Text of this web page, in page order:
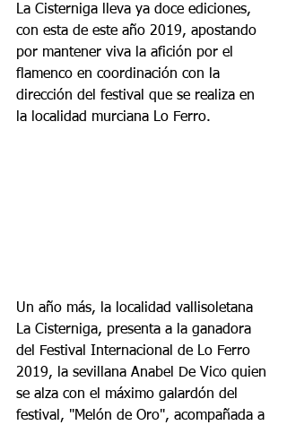
La Cisterniga lleva ya doce ediciones,
con esta de este año 2019, apostando
por mantener viva la afición por el
flamenco en coordinación con la
dirección del festival que se realiza en
la localidad murciana Lo Ferro.
Un año más, la localidad vallisoletana
La Cisterniga, presenta a la ganadora
del Festival Internacional de Lo Ferro
2019, la sevillana Anabel De Vico quien
se alza con el máximo galardón del
festival, "Melón de Oro", acompañada a